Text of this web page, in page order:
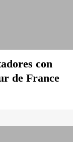
con
de France